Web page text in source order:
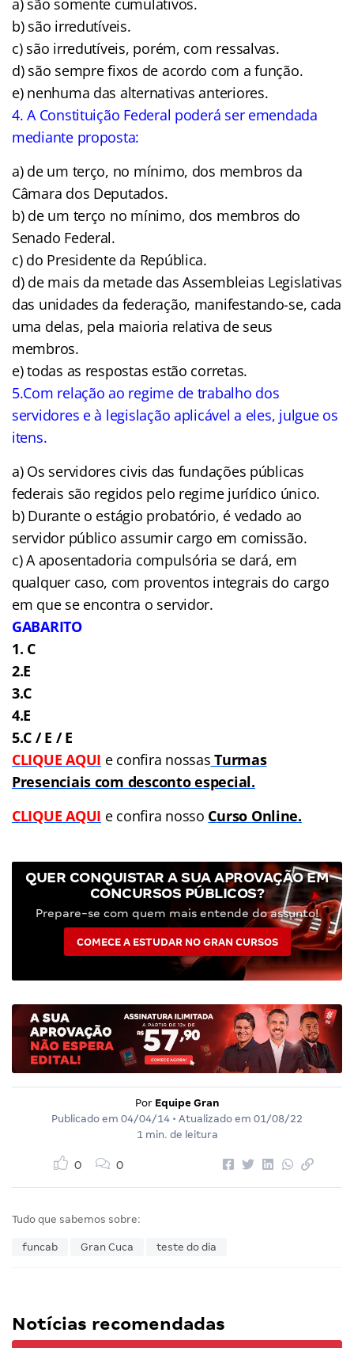
a) são somente cumulativos.
b) são irredutíveis.
c) são irredutíveis, porém, com ressalvas.
d) são sempre fixos de acordo com a função.
e) nenhuma das alternativas anteriores.
4. A Constituição Federal poderá ser emendada
mediante proposta:
a) de um terço, no mínimo, dos membros da
Câmara dos Deputados.
b) de um terço no mínimo, dos membros do
Senado Federal.
c) do Presidente da República.
d) de mais da metade das Assembleias Legislativas
das unidades da federação, manifestando-se, cada
uma delas, pela maioria relativa de seus
membros.
e) todas as respostas estão corretas.
5.Com relação ao regime de trabalho dos
servidores e à legislação aplicável a eles, julgue os
itens.
a)Os servidores civis das fundações públicas
federais são regidos pelo regime jurídico único.
b) Durante o estágio probatório, é vedado ao
servidor público assumir cargo em comissão.
c) A aposentadoria compulsória se dará, em
qualquer caso, com proventos integrais do cargo
em que se encontra o servidor.
GABARITO
1. C
2.E
3.C
4.E
5.C / E / E
CLIQUE AQUI e confira nossas Turmas
Presenciais com desconto especial.
CLIQUE AQUI e confira nosso Curso Online.
QUER CONQUISTAR A SUA APROVAÇÃO EM
CONCURSOS PÚBLICOS?
Prepare-se com quem mais entende do assunto!
COMECE A ESTUDAR NO GRAN CURSOS
Por Equipe Gran
Publicado em 04/04/14 • Atualizado em 01/08/22
1 min. de leitura
0 0
Tudo que sabemos sobre:
funcab Gran Cuca teste do dia
Notícias recomendadas